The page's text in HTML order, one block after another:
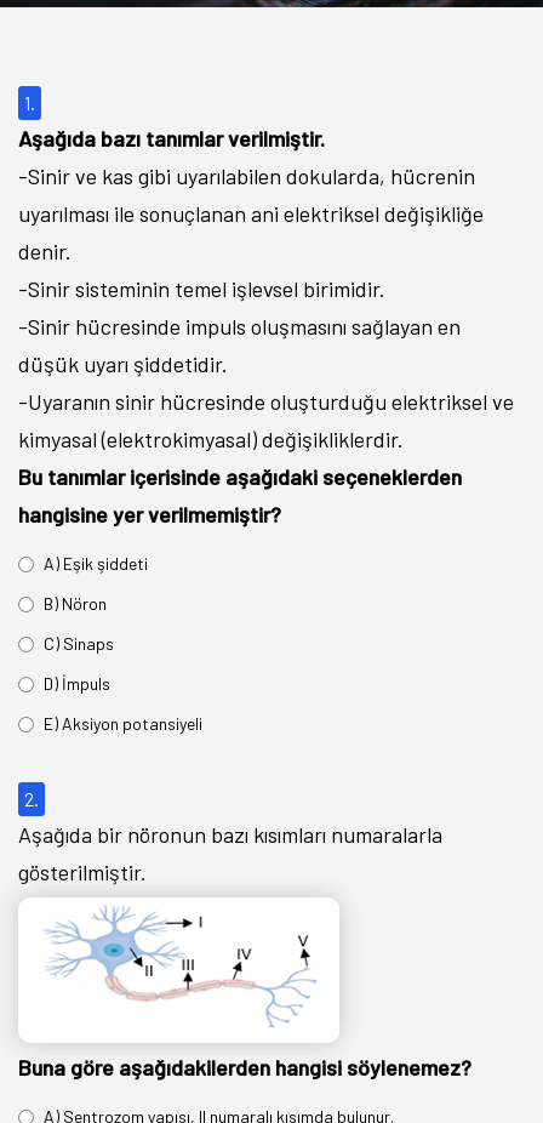
1.
Aşağıda bazı tanımlar verilmiştir.
-Sinir ve kas gibi uyarılabilen dokularda, hücrenin
uyarılması ile sonuçlanan ani elektriksel değişikliğe
denir.
-Sinir sisteminin temel işlevsel birimidir.
-Sinir hücresinde impuls oluşmasını sağlayan en
düşük uyarı şiddetidir.
-Uyaranın sinir hücresinde oluşturduğu elektriksel ve
kimyasal (elektrokimyasal) değişikliklerdir.
Bu tanımlar içerisinde aşağıdaki seçeneklerden
hangisine yer verilmemiştir?
A) Eşik şiddeti
B) Nöron
C) Sinaps
D) İmpuls
E) Aksiyon potansiyeli
2.
Aşağıda bir nöronun bazı kısımları numaralarla
gösterilmiştir.
Buna göre aşağıdakilerden hangisi söylenemez?
A) Sentrozom yapısı, II numaralı kısımda bulunur.